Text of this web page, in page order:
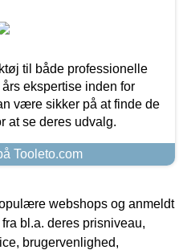
til både professionelle
ekspertise inden for
være sikker på at finde de
at se deres udvalg.
Tooleto.com
webshops og anmeldt
bl.a. deres prisniveau,
brugervenlighed,